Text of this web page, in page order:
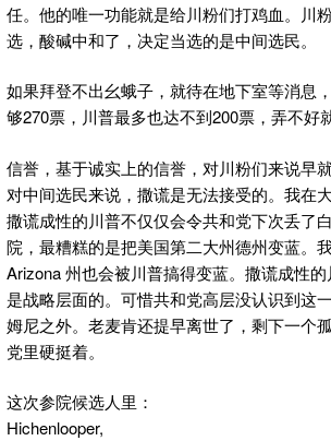
任。他的唯一功能就是给川粉们打鸡血。川
选，酸碱中和了，决定当选的是中间选民。
如果拜登不出幺蛾子，就待在地下室等消息
够270票，川普最多也达不到200票，弄不好
信誉，基于诚实上的信誉，对川粉们来说早
对中间选民来说，撒谎是无法接受的。我在
撒谎成性的川普不仅仅会令共和党下次丢了
院，最糟糕的是把美国第二大州德州变蓝。
Arizona 州也会被川普搞得变蓝。撒谎成性
是战略层面的。可惜共和党高层没认识到这
姆尼之外。老麦肯还提早离世了，剩下一个
党里硬挺着。
这次参院候选人里：
Hichenlooper,